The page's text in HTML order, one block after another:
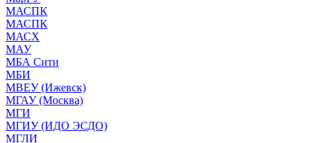
МАСПК
МАСПК
МАСХ
МАУ
МБА Сити
МБИ
МВЕУ (Ижевск)
МГАУ (Москва)
МГИ
МГИУ (ИДО ЭСДО)
МГЛИ